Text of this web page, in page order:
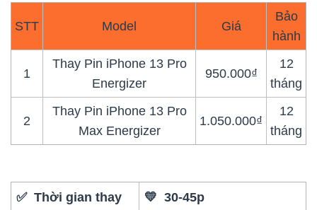
STT Model Giá
Bảo
hành
1
Thay Pin iPhone 13 Pro
Energizer
950.000₫
12
tháng
2
Thay Pin iPhone 13 Pro
Max Energizer
1.050.000₫
12
tháng
✅ Thời gian thay 💛 30-45p